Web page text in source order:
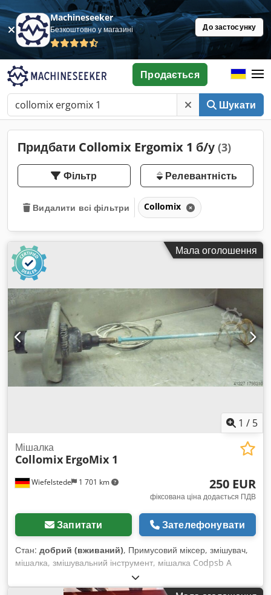
Machineseeker
Безкоштовно у магазині До застосунку
Шукати
Продається
Придбати Collomix Ergomix 1 б/у (3)
Фільтр Релевантність
Видалити всі фільтри Collomix
Мала оголошення
1 / 5
Wiefelstede 1 701 km
Мішалка
Collomix ErgoMix 1
250 EUR
фіксована ціна додається ПДВ
Запитати Зателефонувати
Стан: добрий (вживаний), Примусовий міксер, змішувач,
мішалка, змішувальний інструмент, мішалка Codpsb A
Rghofx Aqqeha - Номінальна потужність: 950 Вт -
Підключення: 230 В - Оберти: 670 об/хв - Габарити: